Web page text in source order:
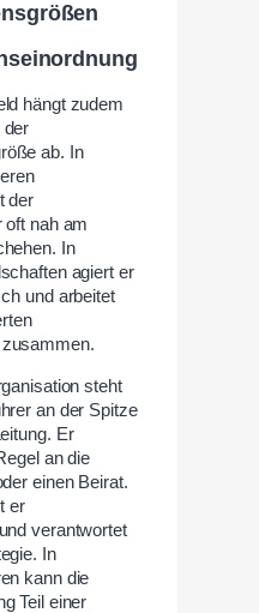
hängt zudem
der
ab. In
der
nah am
In
agiert er
und arbeitet
steht
an der Spitze
Er
an die
einen Beirat.
er
verantwortet
In
kann die
Teil einer